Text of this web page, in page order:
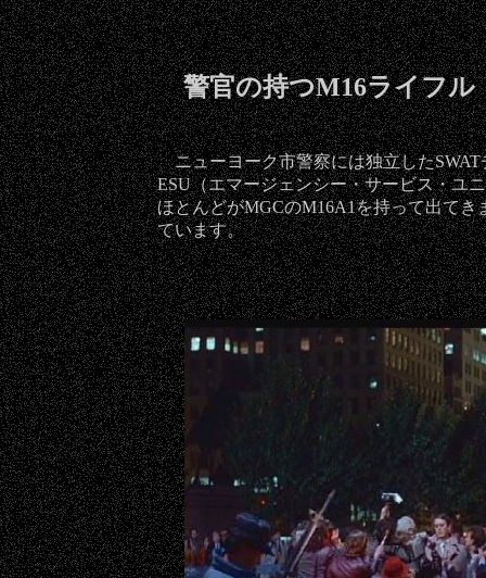
警官の持つM16ライフル
ニューヨーク市警察には独立した
ESU（エマージェンシー・サービス・ユ
ほとんどがMGCのM16A1を持って出て
ています。